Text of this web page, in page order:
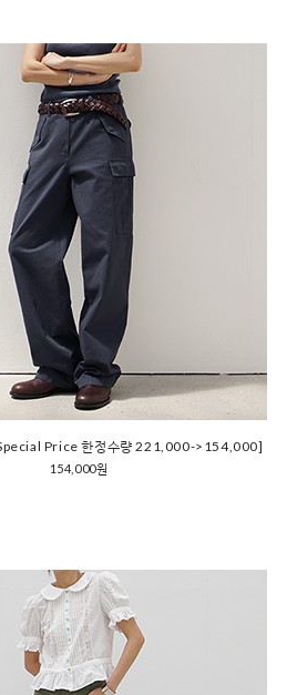
Price 한정수량 221,000->154,000]
154,000원